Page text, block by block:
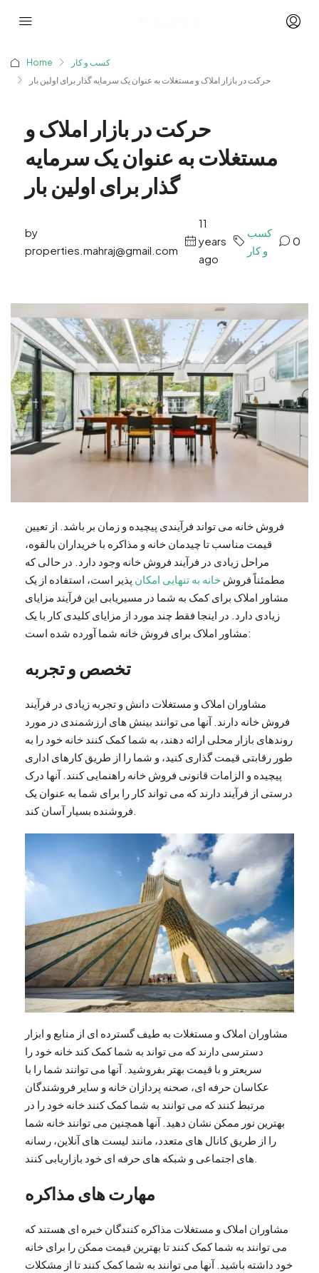
Home
کسب و کار
حرکت در بازار املاک و مستغلات به عنوان یک سرمایه گذار برای اولین بار
حرکت در بازار املاک و
مستغلات به عنوان یک سرمایه
گذار برای اولین بار
by
properties.mahraj@gmail.com
11
years
ago
کسب
و کار
0
فروش خانه می تواند فرآیندی پیچیده و زمان بر باشد. از تعیین
قیمت مناسب تا چیدمان خانه و مذاکره با خریداران بالقوه،
مراحل زیادی در فرآیند فروش خانه وجود دارد. در حالی که
مطمئناً فروش خانه به تنهایی امکان پذیر است، استفاده از یک
مشاور املاک برای کمک به شما در مسیریابی این فرآیند مزایای
زیادی دارد. در اینجا فقط چند مورد از مزایای کلیدی کار با یک
مشاور املاک برای فروش خانه شما آورده شده است:
تخصص و تجربه
مشاوران املاک و مستغلات دانش و تجربه زیادی در فرآیند
فروش خانه دارند. آنها می توانند بینش های ارزشمندی در مورد
روندهای بازار محلی ارائه دهند، به شما کمک کنند خانه خود را به
طور رقابتی قیمت گذاری کنید، و شما را از طریق کارهای اداری
پیچیده و الزامات قانونی فروش خانه راهنمایی کنند. آنها درک
درستی از فرآیند دارند که می تواند کار را برای شما به عنوان یک
مشاوران املاک و مستغلات به طیف گسترده ای از منابع و ابزار
دسترسی دارند که می تواند به شما کمک کند خانه خود را
سریعتر و با قیمت بهتر بفروشید. آنها می توانند شما را با
عکاسان حرفه ای، صحنه پردازان خانه و سایر فروشندگان
مرتبط کنند که می توانند به شما کمک کنند خانه خود را در
بهترین نور ممکن نشان دهید. آنها همچنین می توانند خانه شما
را از طریق کانال های متعدد، مانند لیست های آنلاین، رسانه
مهارت های مذاکره
مشاوران املاک و مستغلات مذاکره کنندگان خبره ای هستند که
می توانند به شما کمک کنند تا بهترین قیمت ممکن را برای خانه
خود داشته باشید. آنها می توانند به شما کمک کنند تا از مشکلات